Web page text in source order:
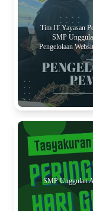
Tim IT Yayasan
SMP
Pengelolaan
SMP Unggulan